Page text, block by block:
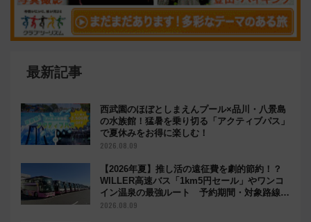
最新記事
西武園のほぼとしまえんプール×品川・八景島
の水族館！猛暑を乗り切る「アクティブパス」
で夏休みをお得に楽しむ！
2026.08.09
【2026年夏】推し活の遠征費を劇的節約！？
WILLER高速バス「1km5円セール」やワンコ
イン温泉の最強ルート 予約期間・対象路線ま
とめ
2026.08.09